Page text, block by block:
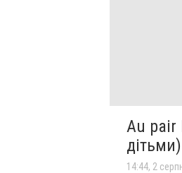
Au pair
дітьми)
14:44, 2